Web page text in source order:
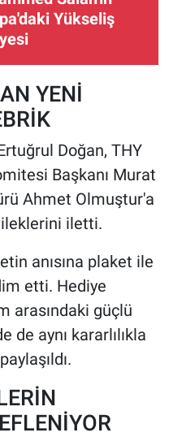
Yükseliş
YENİ
Doğan, THY
Başkanı Murat
Ahmet Olmuştur'a
iletti.
anısına plaket ile
etti. Hediye
arasındaki güçlü
aynı kararlılıkla